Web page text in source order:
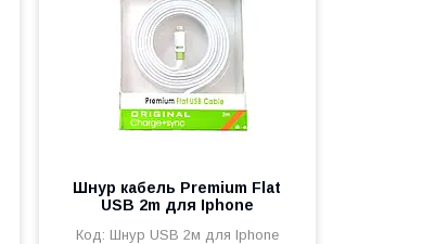
Шнур кабель Premium Flat
USB 2m для Iphone
Шнур USB 2м для Iphone